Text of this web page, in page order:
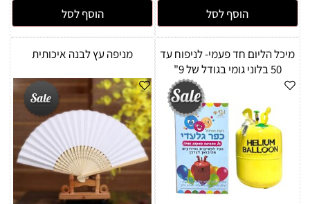
הוסף לסל
הוסף לסל
מיכל הליום חד פעמי- לניפוח עד
50 בלוני גומי בגודל של 9"
מניפה עץ לבנה איכותית